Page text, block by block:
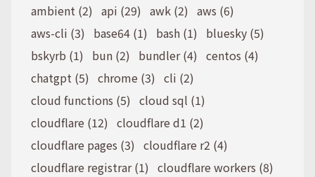
ambient (2) api (29) awk (2) aws (6)
aws-cli (3)
base64 (1) bash (1)
bluesky (5)
bskyrb (1)
bun (2) bundler (4) centos (4)
chatgpt (5) chrome (3) cli (2)
cloud functions (5) cloud sql (1)
cloudflare (12) cloudflare d1 (2)
cloudflare pages (3) cloudflare r2 (4)
cloudflare registrar (1) cloudflare workers (8)